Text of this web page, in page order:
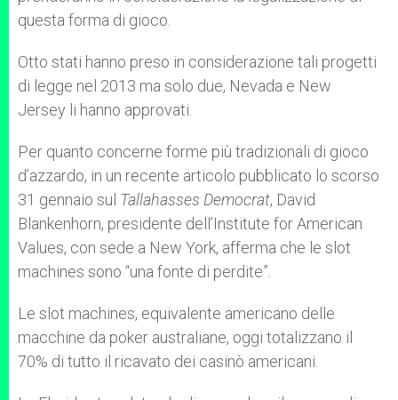
questa forma di gioco.
Otto stati hanno preso in considerazione tali progetti
di legge nel 2013 ma solo due, Nevada e New
Jersey li hanno approvati.
Per quanto concerne forme più tradizionali di gioco
d’azzardo, in un recente articolo pubblicato lo scorso
31 gennaio sul Tallahasses Democrat, David
Blankenhorn, presidente dell’Institute for American
Values, con sede a New York, afferma che le slot
machines sono “una fonte di perdite”.
Le slot machines, equivalente americano delle
macchine da poker australiane, oggi totalizzano il
70% di tutto il ricavato dei casinò americani.